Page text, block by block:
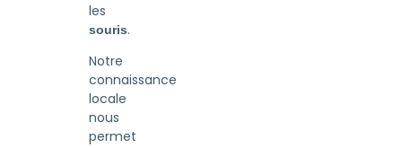
les
souris.
Notre
connaissance
locale
nous
permet